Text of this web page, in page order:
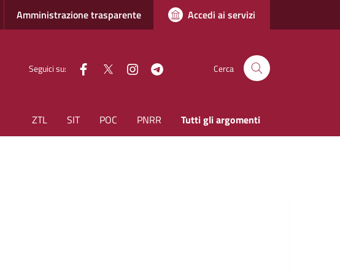
Amministrazione trasparente Accedi ai servizi
Seguici su: facebook
Twitter instagram Cerca
ZTL SIT POC PNRR Tutti gli argomenti